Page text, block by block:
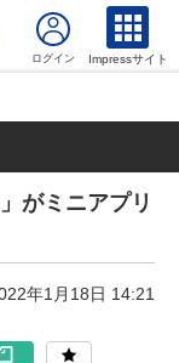
Impressサイト
がミニアプリ
年1月18日 14:21